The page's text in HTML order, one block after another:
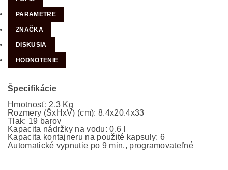
PARAMETRE
ZNAČKA
DISKUSIA
HODNOTENIE
Špecifikácie
Hmotnosť: 2.3 Kg
Rozmery (ŠxHxV) (cm): 8.4x20.4x33
Tlak: 19 barov
Kapacita nádržky na vodu: 0.6 l
Kapacita kontajneru na použité kapsuly: 6
Automatické vypnutie po 9 min., programovateľné